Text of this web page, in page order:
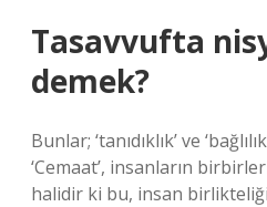
Tasavvufta
demek?
Bunlar; ‘tanıdıklık’ ve
‘Cemaat’, insanların
halidir ki bu, insan